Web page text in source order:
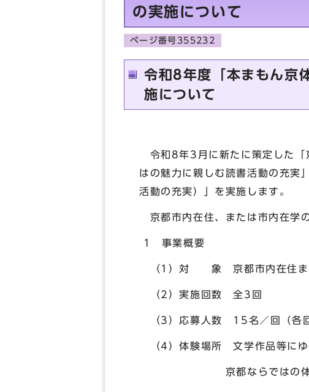
の実施について
ページ番号355232
令和8年度「本まもん京
施について
令和8年3月に新たに策定した「
はの魅力に親しむ読書活動の充実
活動の充実）」を実施します。
京都市内在住、または市内在学
1 事業概要
（1）対 象 京都市内在住また
（2）実施回数 全3回
（3）応募人数 15名／回（各回
（4）体験場所 文学作品等にゆ
京都ならではの体験が